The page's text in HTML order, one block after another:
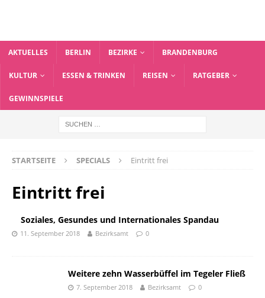
AKTUELLES BERLIN BEZIRKE BRANDENBURG
KULTUR ESSEN & TRINKEN REISEN RATGEBER
GEWINNSPIELE
STARTSEITE SPECIALS Eintritt frei
Eintritt frei
Soziales, Gesundes und Internationales Spandau
11. September 2018 Bezirksamt 0
Weitere zehn Wasserbüffel im Tegeler Fließ
7. September 2018 Bezirksamt 0